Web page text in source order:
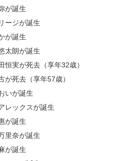
が誕生
ージが誕生
が誕生
太朗が誕生
実が死去（享年32歳）
死去（享年57歳）
いが誕生
レックスが誕生
が誕生
里奈が誕生
が誕生